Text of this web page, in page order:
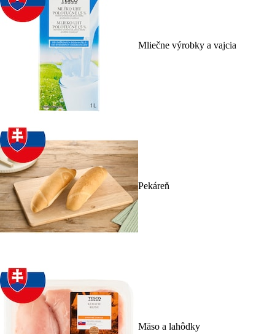
Mliečne výrobky a vajcia
Pekáreň
Mäso a lahôdky